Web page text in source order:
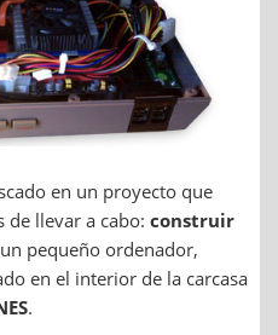
en un proyecto que
de llevar a cabo: construir
pequeño ordenador,
en el interior de la carcasa
.